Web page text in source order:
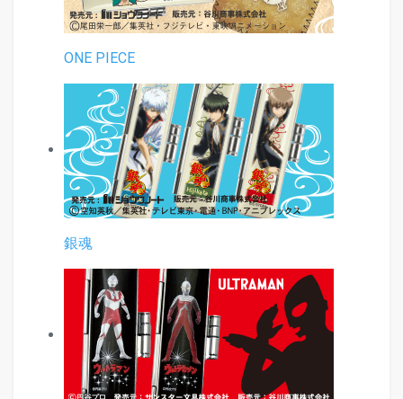
ONE PIECE
銀魂